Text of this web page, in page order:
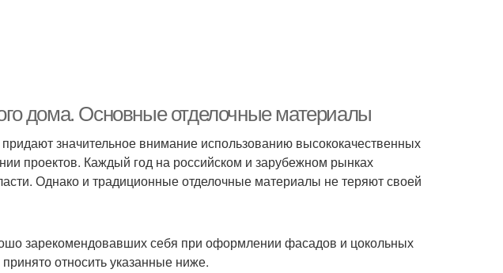
дома. Основные отделочные материалы
значительное внимание использованию высококачественных
проектов. Каждый год на российском и зарубежном рынках
Однако и традиционные отделочные материалы не теряют своей
зарекомендовавших себя при оформлении фасадов и цокольных
относить указанные ниже.